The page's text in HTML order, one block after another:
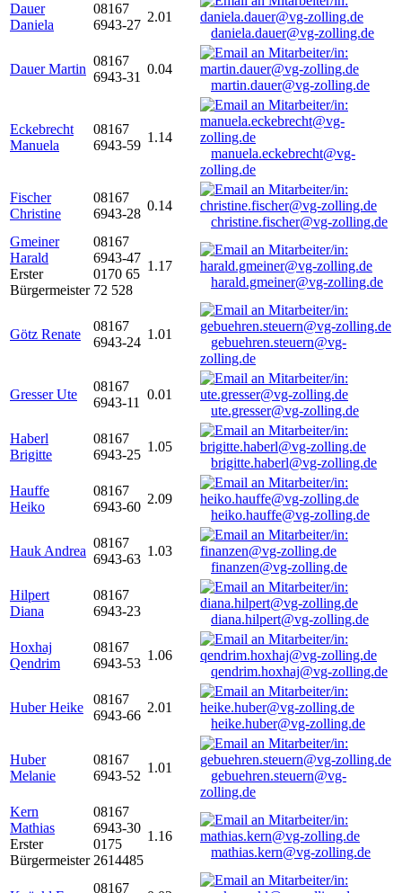
Dauer
Daniela
08167
6943-27
2.01
daniela.dauer@vg-zolling.de
Dauer Martin
08167
6943-31
0.04
martin.dauer@vg-zolling.de
Eckebrecht
Manuela
08167
6943-59
1.14
manuela.eckebrecht@vg-
zolling.de
Fischer
Christine
08167
6943-28
0.14
christine.fischer@vg-zolling.de
Gmeiner
Harald
Erster
Bürgermeister
08167
6943-47
0170 65
72 528
1.17
harald.gmeiner@vg-zolling.de
Götz Renate
08167
6943-24
1.01
gebuehren.steuern@vg-
zolling.de
Gresser Ute
08167
6943-11
0.01
ute.gresser@vg-zolling.de
Haberl
Brigitte
08167
6943-25
1.05
brigitte.haberl@vg-zolling.de
Hauffe
Heiko
08167
6943-60
2.09
heiko.hauffe@vg-zolling.de
Hauk Andrea
08167
6943-63
1.03
finanzen@vg-zolling.de
Hilpert
Diana
08167
6943-23
diana.hilpert@vg-zolling.de
Hoxhaj
Qendrim
08167
6943-53
1.06
qendrim.hoxhaj@vg-zolling.de
Huber Heike
08167
6943-66
2.01
heike.huber@vg-zolling.de
Huber
Melanie
08167
6943-52
1.01
gebuehren.steuern@vg-
zolling.de
Kern
Mathias
Erster
Bürgermeister
08167
6943-30
0175
2614485
1.16
mathias.kern@vg-zolling.de
08167